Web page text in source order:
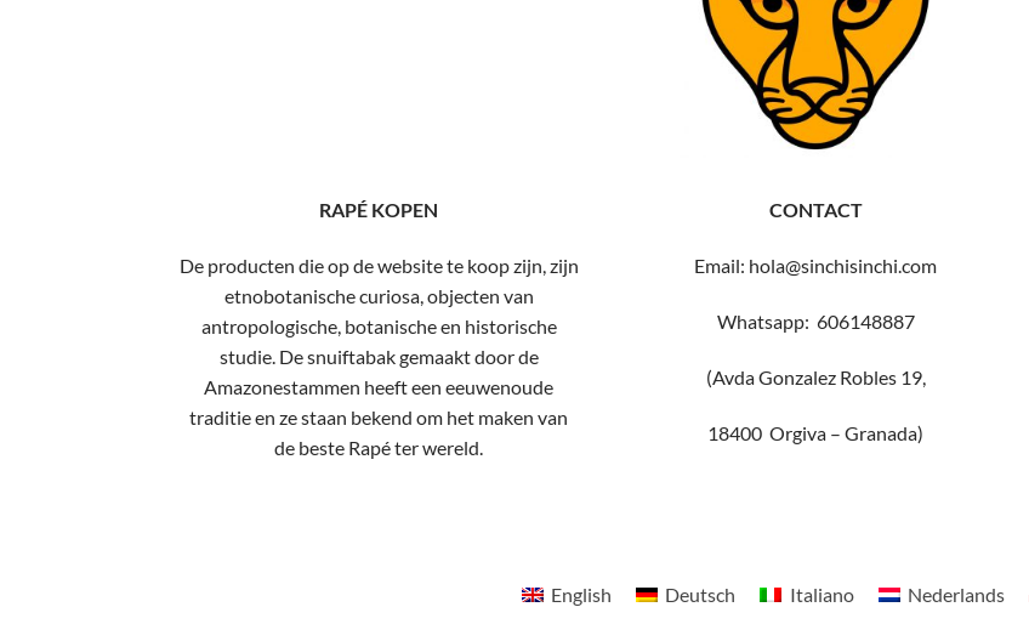
RAPÉ KOPEN
De producten die op de website te koop zijn, zijn
etnobotanische curiosa, objecten van
antropologische, botanische en historische
studie. De snuiftabak gemaakt door de
Amazonestammen heeft een eeuwenoude
traditie en ze staan ​​bekend om het maken van
de beste Rapé ter wereld.
CONTACT
Email: hola@sinchisinchi.com
Whatsapp: 606148887
(Avda Gonzalez Robles 19,
18400 Orgiva – Granada)
English Deutsch Italiano Nederlands